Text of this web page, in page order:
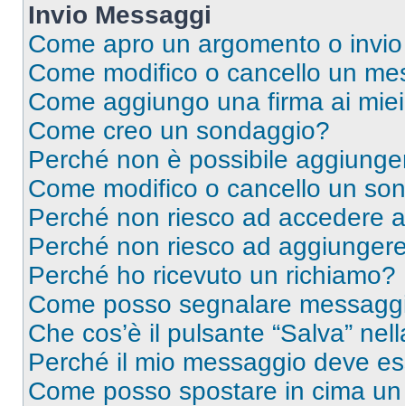
Invio Messaggi
Come apro un argomento o
Come modifico o cancello un
Come aggiungo una firma ai
Come creo un sondaggio?
Perché non è possibile
Come modifico o cancello un
Perché non riesco ad accedere
Perché non riesco ad
Perché ho ricevuto un richiamo?
Come posso segnalare
Che cos’è il pulsante “Salva”
Perché il mio messaggio deve
Come posso spostare in cima